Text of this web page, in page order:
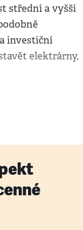
střední a vyšší
investiční
elektrárny,